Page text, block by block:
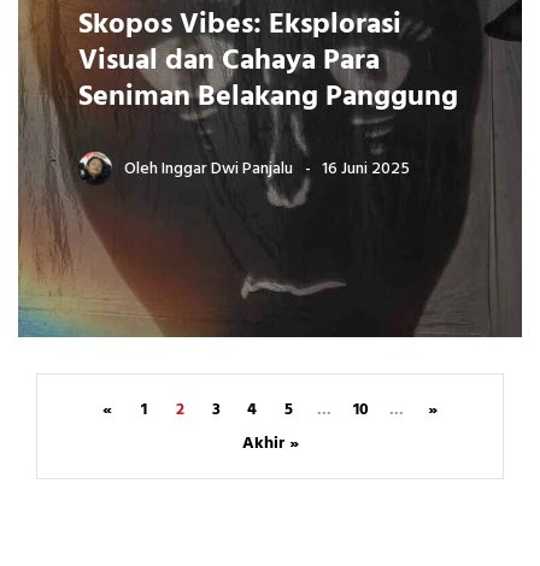
Skopos Vibes: Eksplorasi
Visual dan Cahaya Para
Seniman Belakang Panggung
OlehInggar Dwi Panjalu 16 Juni 2025
« 1 2 3 4 5 ... 10 ...
»
Akhir »